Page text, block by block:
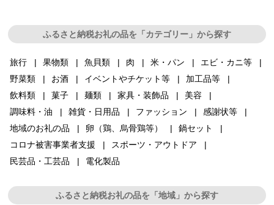
ふるさと納税お礼の品を「カテゴリー」から探す
旅行 果物類 魚貝類 肉 米・パン
エビ・カニ等
野菜類
お酒 イベントやチケット等
加工品等
飲料類
菓子 麺類 家具・装飾品
美容
調味料・油
雑貨・日用品 ファッション
感謝状等
地域のお礼の品
卵（鶏、烏骨鶏等）
鍋セット
コロナ被害事業者支援
スポーツ・アウトドア
民芸品・工芸品
電化製品
ふるさと納税お礼の品を「地域」から探す